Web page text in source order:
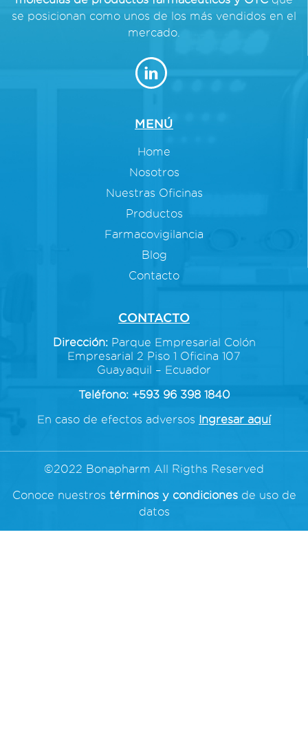
se posicionan como unos de los más vendidos en el
mercado.
MENÚ
Home
Nosotros
Nuestras Oficinas
Productos
Farmacovigilancia
Blog
Contacto
CONTACTO
Dirección:Parque Empresarial Colón
Empresarial 2 Piso 1 Oficina 107
Guayaquil – Ecuador
Teléfono: +593 96 398 1840
En caso de efectos adversos Ingresar aquí
©2022 Bonapharm All Rigths Reserved
Conoce nuestros términos y condiciones de uso de
datos